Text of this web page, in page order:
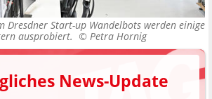
Dresdner Start-up Wandelbots werden einige
ausprobiert. © Petra Hornig
News-Update